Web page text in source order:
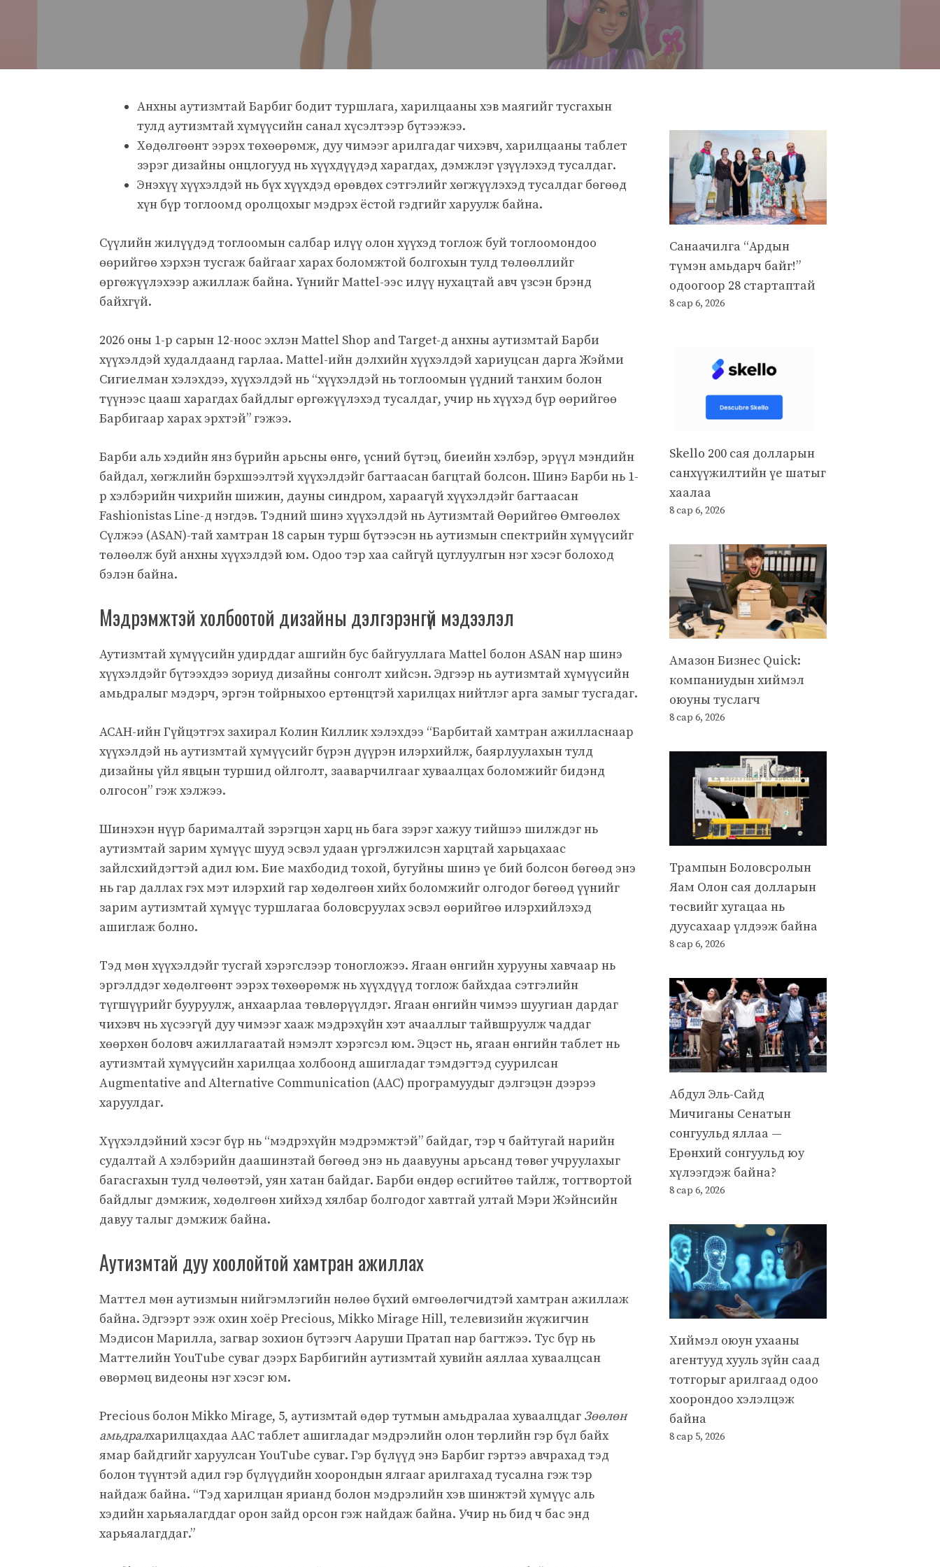
Анхны аутизмтай Барбиг бодит туршлага, харилцааны хэв маягийг тусгахын
тулд аутизмтай хүмүүсийн санал хүсэлтээр бүтээжээ.
Хөдөлгөөнт ээрэх төхөөрөмж, дуу чимээг арилгадаг чихэвч, харилцааны таблет
зэрэг дизайны онцлогууд нь хүүхдүүдэд харагдах, дэмжлэг үзүүлэхэд тусалдаг.
Энэхүү хүүхэлдэй нь бүх хүүхдэд өрөвдөх сэтгэлийг хөгжүүлэхэд тусалдаг бөгөөд
хүн бүр тоглоомд оролцохыг мэдрэх ёстой гэдгийг харуулж байна.
Сүүлийн жилүүдэд тоглоомын салбар илүү олон хүүхэд тоглож буй тоглоомондоо
өөрийгөө хэрхэн тусгаж байгааг харах боломжтой болгохын тулд төлөөллийг
өргөжүүлэхээр ажиллаж байна. Үүнийг Mattel-ээс илүү нухацтай авч үзсэн брэнд
байхгүй.
2026 оны 1-р сарын 12-ноос эхлэн Mattel Shop and Target-д анхны аутизмтай Барби
хүүхэлдэй худалдаанд гарлаа. Mattel-ийн дэлхийн хүүхэлдэй хариуцсан дарга Жэйми
Сигиелман хэлэхдээ, хүүхэлдэй нь “хүүхэлдэй нь тоглоомын үүдний танхим болон
түүнээс цааш харагдах байдлыг өргөжүүлэхэд тусалдаг, учир нь хүүхэд бүр өөрийгөө
Барбигаар харах эрхтэй” гэжээ.
Барби аль хэдийн янз бүрийн арьсны өнгө, үсний бүтэц, биеийн хэлбэр, эрүүл мэндийн
байдал, хөгжлийн бэрхшээлтэй хүүхэлдэйг багтаасан багцтай болсон. Шинэ Барби нь 1-
р хэлбэрийн чихрийн шижин, дауны синдром, хараагүй хүүхэлдэйг багтаасан
Fashionistas Line-д нэгдэв. Тэдний шинэ хүүхэлдэй нь Аутизмтай Өөрийгөө Өмгөөлөх
Сүлжээ (ASAN)-тай хамтран 18 сарын турш бүтээсэн нь аутизмын спектрийн хүмүүсийг
төлөөлж буй анхны хүүхэлдэй юм. Одоо тэр хаа сайгүй цуглуулгын нэг хэсэг болоход
бэлэн байна.
Мэдрэмжтэй холбоотой дизайны дэлгэрэнгүй мэдээлэл
Аутизмтай хүмүүсийн удирддаг ашгийн бус байгууллага Mattel болон ASAN нар шинэ
хүүхэлдэйг бүтээхдээ зориуд дизайны сонголт хийсэн. Эдгээр нь аутизмтай хүмүүсийн
амьдралыг мэдэрч, эргэн тойрныхоо ертөнцтэй харилцах нийтлэг арга замыг тусгадаг.
АСАН-ийн Гүйцэтгэх захирал Колин Киллик хэлэхдээ “Барбитай хамтран ажилласнаар
хүүхэлдэй нь аутизмтай хүмүүсийг бүрэн дүүрэн илэрхийлж, баярлуулахын тулд
дизайны үйл явцын туршид ойлголт, зааварчилгааг хуваалцах боломжийг бидэнд
олгосон” гэж хэлжээ.
Шинэхэн нүүр барималтай зэрэгцэн харц нь бага зэрэг хажуу тийшээ шилждэг нь
аутизмтай зарим хүмүүс шууд эсвэл удаан үргэлжилсэн харцтай харьцахаас
зайлсхийдэгтэй адил юм. Бие махбодид тохой, бугуйны шинэ үе бий болсон бөгөөд энэ
нь гар даллах гэх мэт илэрхий гар хөдөлгөөн хийх боломжийг олгодог бөгөөд үүнийг
зарим аутизмтай хүмүүс туршлагаа боловсруулах эсвэл өөрийгөө илэрхийлэхэд
ашиглаж болно.
Тэд мөн хүүхэлдэйг тусгай хэрэгслээр тоногложээ. Ягаан өнгийн хурууны хавчаар нь
эргэлддэг хөдөлгөөнт ээрэх төхөөрөмж нь хүүхдүүд тоглож байхдаа сэтгэлийн
түгшүүрийг бууруулж, анхаарлаа төвлөрүүлдэг. Ягаан өнгийн чимээ шуугиан дардаг
чихэвч нь хүсээгүй дуу чимээг хааж мэдрэхүйн хэт ачааллыг тайвшруулж чаддаг
хөөрхөн боловч ажиллагаатай нэмэлт хэрэгсэл юм. Эцэст нь, ягаан өнгийн таблет нь
аутизмтай хүмүүсийн харилцаа холбоонд ашигладаг тэмдэгтэд суурилсан
Augmentative and Alternative Communication (AAC) програмуудыг дэлгэцэн дээрээ
харуулдаг.
Хүүхэлдэйний хэсэг бүр нь “мэдрэхүйн мэдрэмжтэй” байдаг, тэр ч байтугай нарийн
судалтай А хэлбэрийн даашинзтай бөгөөд энэ нь даавууны арьсанд төвөг учруулахыг
багасгахын тулд чөлөөтэй, уян хатан байдаг. Барби өндөр өсгийтөө тайлж, тогтвортой
байдлыг дэмжиж, хөдөлгөөн хийхэд хялбар болгодог хавтгай ултай Мэри Жэйнсийн
давуу талыг дэмжиж байна.
Аутизмтай дуу хоолойтой хамтран ажиллах
Маттел мөн аутизмын нийгэмлэгийн нөлөө бүхий өмгөөлөгчидтэй хамтран ажиллаж
байна. Эдгээрт ээж охин хоёр Precious, Mikko Mirage Hill, телевизийн жүжигчин
Мэдисон Марилла, загвар зохион бүтээгч Ааруши Пратап нар багтжээ. Тус бүр нь
Маттелийн YouTube суваг дээрх Барбигийн аутизмтай хувийн аяллаа хуваалцсан
өвөрмөц видеоны нэг хэсэг юм.
Precious болон Mikko Mirage, 5, аутизмтай өдөр тутмын амьдралаа хуваалцдаг Зөөлөн
амьдралхарилцахдаа AAC таблет ашигладаг мэдрэлийн олон төрлийн гэр бүл байх
ямар байдгийг харуулсан YouTube суваг. Гэр бүлүүд энэ Барбиг гэртээ авчрахад тэд
болон түүнтэй адил гэр бүлүүдийн хоорондын ялгааг арилгахад тусална гэж тэр
найдаж байна. “Тэд харилцан ярианд болон мэдрэлийн хэв шинжтэй хүмүүс аль
хэдийн харьяалагддаг орон зайд орсон гэж найдаж байна. Учир нь бид ч бас энд
харьяалагддаг.”
Санаачилга “Ардын
түмэн амьдарч байг!”
одоогоор 28 стартаптай
8 сар 6, 2026
Skello 200 сая долларын
санхүүжилтийн үе шатыг
хаалаа
8 сар 6, 2026
Амазон Бизнес Quick:
компаниудын хиймэл
оюуны туслагч
8 сар 6, 2026
Трампын Боловсролын
Яам Олон сая долларын
төсвийг хугацаа нь
дуусахаар үлдээж байна
8 сар 6, 2026
Абдул Эль-Сайд
Мичиганы Сенатын
сонгуульд яллаа —
Ерөнхий сонгуульд юу
хүлээгдэж байна?
8 сар 6, 2026
Хиймэл оюун ухааны
агентууд хууль зүйн саад
тотгорыг арилгаад одоо
хоорондоо хэлэлцэж
байна
8 сар 5, 2026